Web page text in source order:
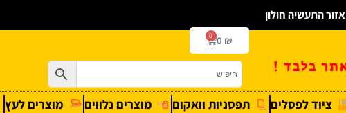
בלבד !
0 ₪
0
ציוד לפסלים תפסניות וואקום מוצרים נלווים
מוצרים לעץ